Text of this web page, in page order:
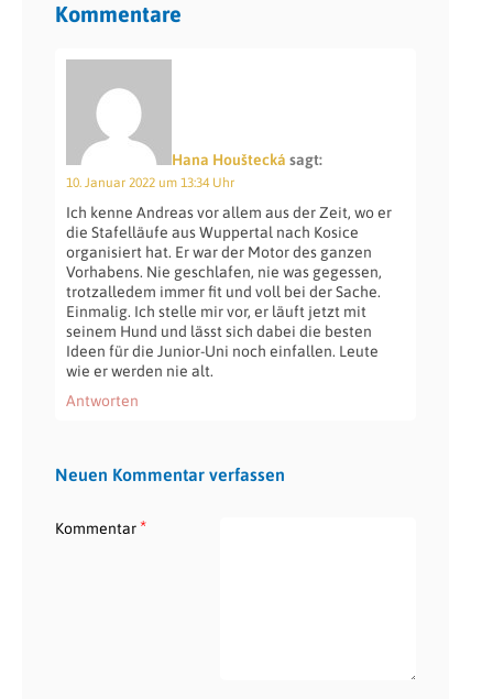
Kommentare
Hana Houštecká sagt:
10. Januar 2022 um 13:34 Uhr
Ich kenne Andreas vor allem aus der Zeit, wo er
die Stafelläufe aus Wuppertal nach Kosice
organisiert hat. Er war der Motor des ganzen
Vorhabens. Nie geschlafen, nie was gegessen,
trotzalledem immer fit und voll bei der Sache.
Einmalig. Ich stelle mir vor, er läuft jetzt mit
seinem Hund und lässt sich dabei die besten
Ideen für die Junior-Uni noch einfallen. Leute
wie er werden nie alt.
Antworten
Neuen Kommentar verfassen
Kommentar*